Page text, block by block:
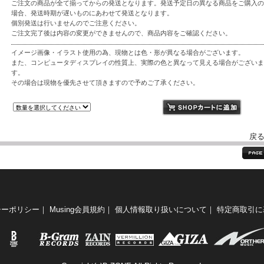
ご注文の商品が全て揃ってからの発送となります。発送予定日の異なる商品をご購入の
場合、発送時期が遅いものにあわせて発送となります。
個別発送は行いませんのでご注意ください。
ご注文完了後は内容の変更ができませんので、商品内容をご確認ください。
イメージ画像・イラスト使用の為、現物とは色・形が異なる場合がございます。
また、コンピュータディスプレイの性質上、実際の色と異なって見える場合がございま
す。
その場合は現物を優先させて頂きますので予めご了承ください。
戻る
ポリシー ｜ Musing会員規約 ｜ 個人情報取り扱いについて ｜ 特定商取引